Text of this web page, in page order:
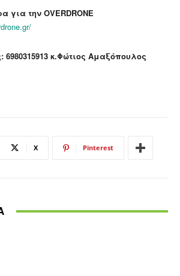
για την OVERDRONE
6980315913 κ.Φώτιος Αμαξόπουλος
X Pinterest